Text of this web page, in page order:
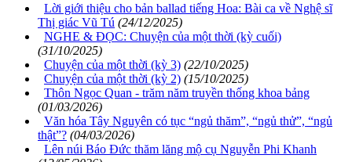
Lời giới thiệu cho bản ballad tiếng Hoa: Bài ca về Nghệ sĩ
Thị giác Vũ Tú (24/12/2025)
NGHE & ĐỌC: Chuyện của một thời (kỳ cuối)
(31/10/2025)
Chuyện của một thời (kỳ 3) (22/10/2025)
Chuyện của một thời (kỳ 2) (15/10/2025)
Thôn Ngọc Quan - trăm năm truyền thống khoa bảng
(01/03/2026)
Văn hóa Tây Nguyên có tục “ngủ thăm”, “ngủ thử”, “ngủ
thật”? (04/03/2026)
Lên núi Báo Đức thăm lăng mộ cụ Nguyễn Phi Khanh